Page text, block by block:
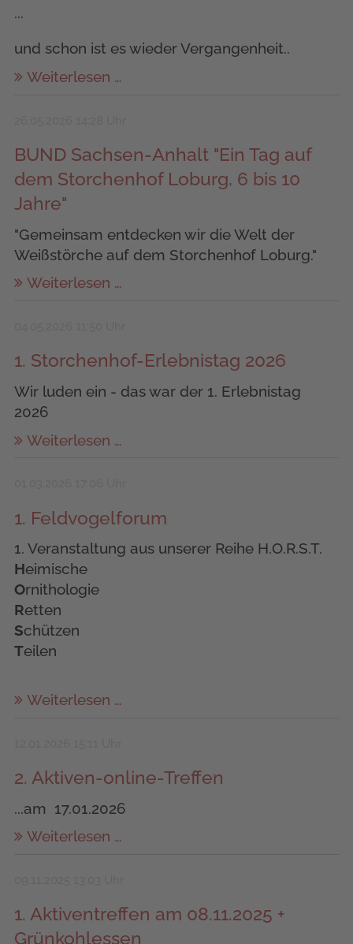
...
und schon ist es wieder Vergangenheit..
Weiterlesen …
BUND Sachsen-Anhalt "Ein Tag auf
dem Storchenhof Loburg, 6 bis 10
Jahre"
"Gemeinsam entdecken wir die Welt der
Weißstörche auf dem Storchenhof Loburg."
Weiterlesen …
1. Storchenhof-Erlebnistag 2026
Wir luden ein - das war der 1. Erlebnistag
2026
Weiterlesen …
1. Feldvogelforum
1. Veranstaltung aus unserer Reihe H.O.R.S.T.
Heimische
Ornithologie
Retten
Schützen
Teilen
Weiterlesen …
2. Aktiven-online-Treffen
...am 17.01.2026
Weiterlesen …
1. Aktiventreffen am 08.11.2025 +
Grünkohlessen